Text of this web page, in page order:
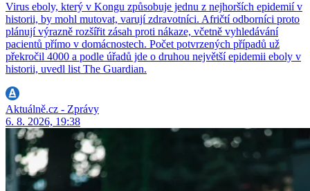
Virus eboly, který v Kongu způsobuje jednu z nejhorších epidemií v
historii, by mohl mutovat, varují zdravotníci. Afričtí odborníci proto
plánují výrazně rozšířit zásah proti nákaze, včetně vyhledávání
pacientů přímo v domácnostech. Počet potvrzených případů už
překročil 4000 a podle úřadů jde o druhou největší epidemii eboly v
historii, uvedl list The Guardian.
Aktuálně.cz - Zprávy
6. 8. 2026, 19:38